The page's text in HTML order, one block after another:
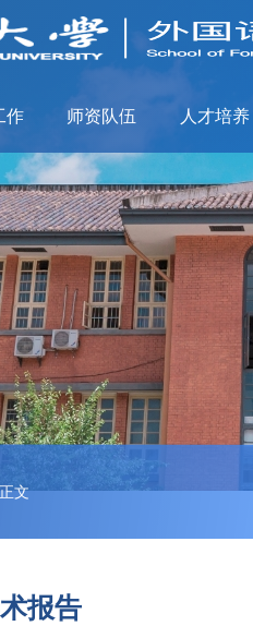
作 师资队伍 人才培养
正文
报告